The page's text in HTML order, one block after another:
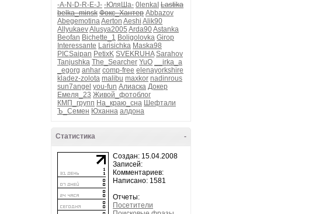
-A-N-D-R-E-J- -ЮляШа- 0lenkaI Lastika
belka_minsk Фокс_Хантер Abbazov
AbegemotinaAerton Aeshi Alik90
AllyukaevAlusya2005 Arda90Astanka
Beofan Bichette_1 Boligolovka Girop
Interessante Larisichka Maska98
PICSaipan PetixK SVEKRUHA Sarahov
Tanjushka The_Searcher YuO
__irka_a
_egorg anhar comp-free elenayorkshire
kladez-zolota malibu maxkor nadinrous
sun7angel you-fun Алиаска Докер
Емеля_23 Живой_фотоблог
КМП_групп На_краю_сна Шефтали
Ъ_Семен Юханна алдона
-
Статистика
Создан: 15.04.2008
Записей:
Комментариев:
Написано: 1581
Отчеты:
Посетители